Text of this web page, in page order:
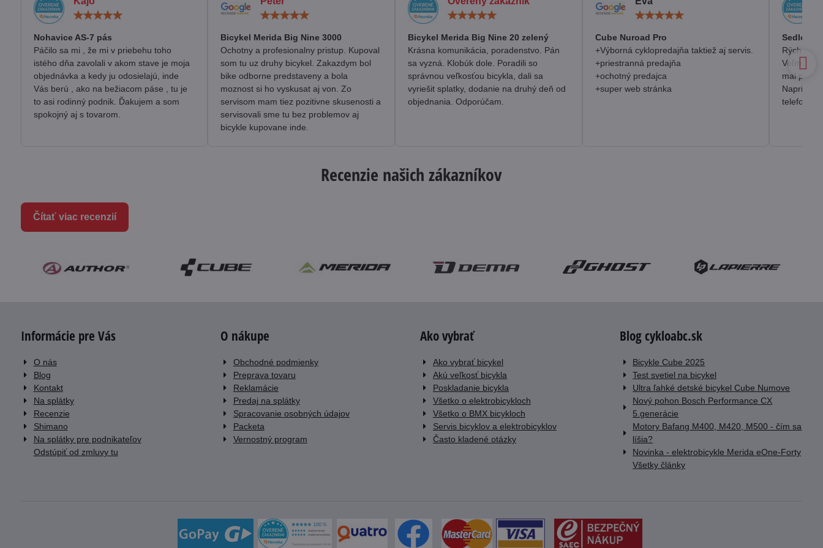
Nohavice AS-7 pás
Páčilo sa mi , že mi v priebehu toho
istého dňa zavolali v akom stave je moja
objednávka a kedy ju odosielajú, inde
Vás berú , ako na bežiacom páse , tu je
to asi rodinný podnik. Ďakujem a som
spokojný aj s tovarom.
/
5
Bicykel Merida Big Nine 3000
Ochotny a profesionalny pristup. Kupoval
som tu uz druhy bicykel. Zakazdym bol
bike odborne predstaveny a bola
moznost si ho vyskusat aj von. Zo
servisom mam tiez pozitivne skusenosti a
servisovali sme tu bez problemov aj
bicykle kupovane inde.
/
5
Bicykel Merida Big Nine 20 zelený
Krásna komunikácia, poradenstvo. Pán
sa vyzná. Klobúk dole. Poradili so
správnou veľkosťou bicykla, dali sa
vyriešit splatky, dodanie na druhý deň od
objednania. Odporúčam.
Cube Nuroad Pro
+Výborná cyklopredajňa taktiež aj servis.
+priestranná predajňa
+ochotný predajca
+super web stránka
Sedlo
Rýchlosť,
Veľmi
mal
Napriek
Recenzie našich zákazníkov
Čítať viac recenzií
Informácie pre Vás
O nás
Blog
Kontakt
Na splátky
Recenzie
Shimano
Na splátky pre podnikateľov
Odstúpiť od zmluvy tu
O nákupe
Obchodné podmienky
Preprava tovaru
Reklamácie
Predaj na splátky
Spracovanie osobných údajov
Packeta
Vernostný program
Ako vybrať
Ako vybrať bicykel
Akú veľkosť bicykla
Poskladanie bicykla
Všetko o elektrobicykloch
Všetko o BMX bicykloch
Servis bicyklov a elektrobicyklov
Často kladené otázky
Blog cykloabc.sk
Bicykle Cube 2025
Test svetiel na bicykel
Ultra ľahké detské bicykel Cube Numove
Nový pohon Bosch Performance CX
5.generácie
Motory Bafang M400, M420, M500 - čím sa
líšia?
Novinka - elektrobicykle Merida eOne-Forty
Všetky články